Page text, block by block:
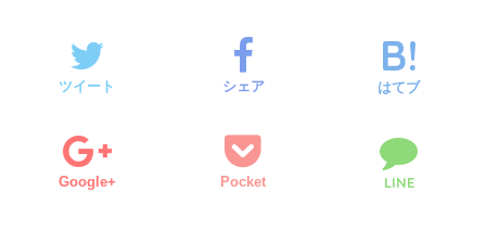
ツイート シェア はてブ
Google+ Pocket LINE